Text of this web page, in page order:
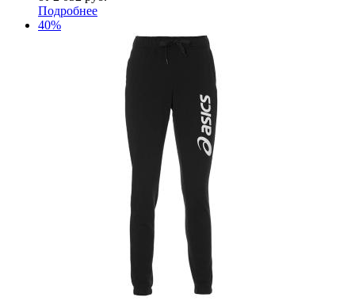
Подробнее
40%